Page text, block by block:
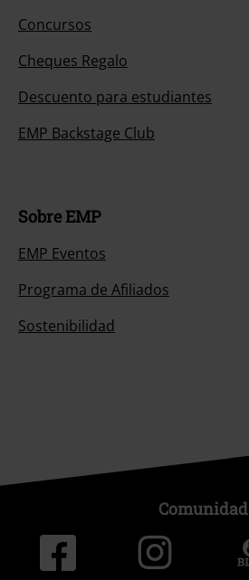
Concursos
Cheques Regalo
Descuento para estudiantes
EMP Backstage Club
Sobre EMP
EMP Eventos
Programa de Afiliados
Sostenibilidad
Comunidad